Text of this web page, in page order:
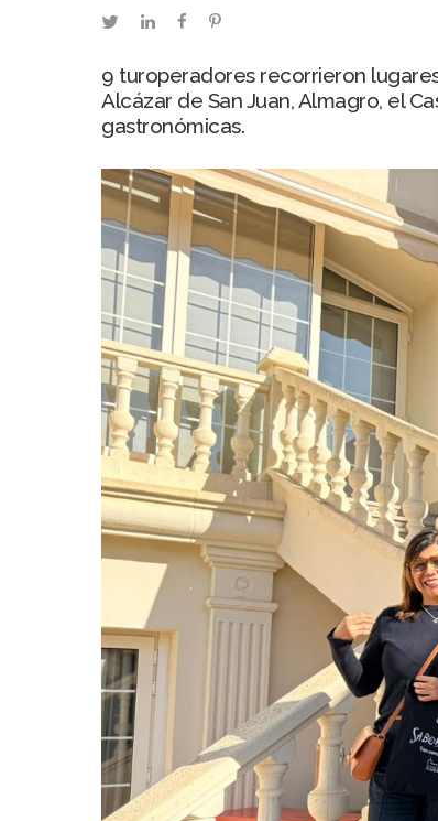
twitterlinkedinfacebookpinterest
9 turoperadores recorrieron
Alcázar de San Juan, Almagro, el
gastronómicas.